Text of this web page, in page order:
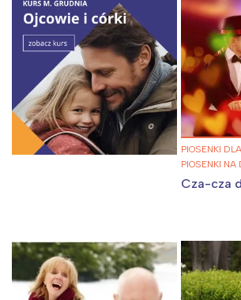
PIOSENKI
PIOSENKI
Cza-cza